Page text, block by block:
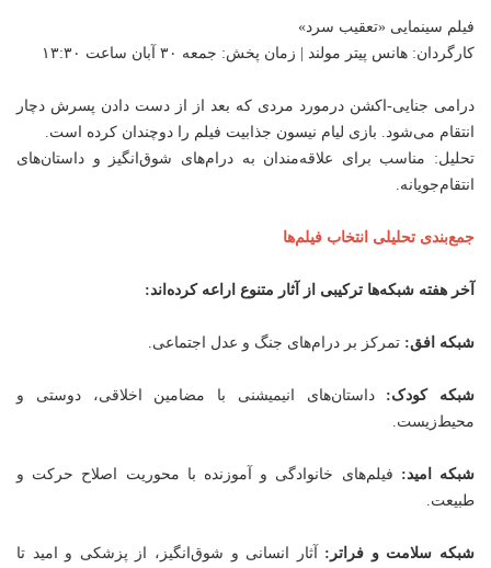
فیلم سینمایی «تعقیب سرد»
کارگردان: هانس پیتر مولند | زمان پخش: جمعه ۳۰ آبان ساعت ۱۳:۳۰
درامی جنایی-اکشن درمورد مردی که بعد از از دست دادن پسرش دچار
انتقام می‌شود. بازی لیام نیسون جذابیت فیلم را دوچندان کرده است.
تحلیل: مناسب برای علاقه‌مندان به درام‌های شوق‌انگیز و داستان‌های
انتقام‌جویانه.
جمع‌بندی تحلیلی انتخاب فیلم‌ها
آخر هفته شبکه‌ها ترکیبی از آثار متنوع اراعه کرده‌اند:
شبکه افق: تمرکز بر درام‌های جنگ و عدل اجتماعی.
شبکه کودک:داستان‌های انیمیشنی با مضامین اخلاقی، دوستی و
محیط‌زیست.
شبکه امید: فیلم‌های خانوادگی و آموزنده با محوریت اصلاح حرکت و
طبیعت.
شبکه سلامت و فراتر: آثار انسانی و شوق‌انگیز، از پزشکی و امید تا